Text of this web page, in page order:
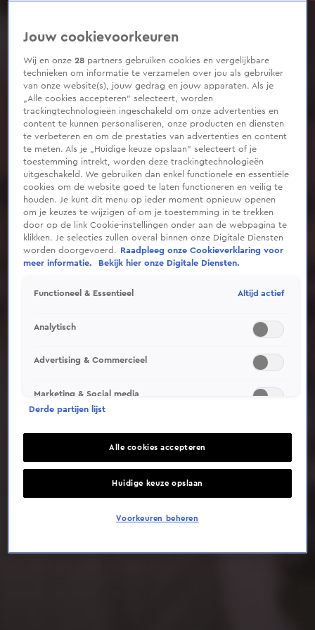
seconds
Deze video is niet beschikbaar op je huidige locatie
Jouw cookievoorkeuren
Wij en onze28 partners gebruiken cookies en vergelijkbare
technieken om informatie te verzamelen over jou als gebruiker
van onze website(s), jouw gedrag en jouw apparaten. Als je
„Alle cookies accepteren” selecteert, worden
trackingtechnologieën ingeschakeld om onze advertenties en
content te kunnen personaliseren, onze producten en diensten
te verbeteren en om de prestaties van advertenties en content
te meten. Als je „Huidige keuze opslaan” selecteert of je
toestemming intrekt, worden deze trackingtechnologieën
uitgeschakeld. We gebruiken dan enkel functionele en essentiële
cookies om de website goed te laten functioneren en veilig te
houden. Je kunt dit menu op ieder moment opnieuw openen
om je keuzes te wijzigen of om je toestemming in te trekken
door op de link Cookie-instellingen onder aan de webpagina te
klikken. Je selecties zullen overal binnen onze Digitale Diensten
worden doorgevoerd.
Raadpleeg onze Cookieverklaring voor
meer informatie.
Bekijk hier onze Digitale Diensten.
Functioneel & Essentieel Altijd actief
Analytisch
Advertising & Commercieel
Marketing & Social media
Derde partijen lijst
Alle cookies accepteren
Huidige keuze opslaan
Voorkeuren beheren